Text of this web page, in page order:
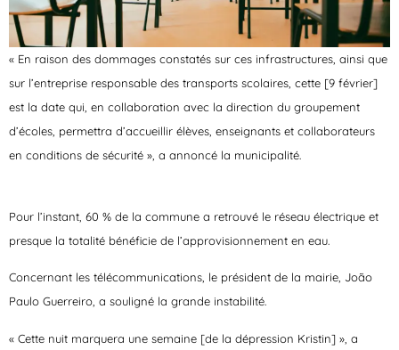
« En raison des dommages constatés sur ces infrastructures, ainsi que
sur l’entreprise responsable des transports scolaires, cette [9 février]
est la date qui, en collaboration avec la direction du groupement
d’écoles, permettra d’accueillir élèves, enseignants et collaborateurs
en conditions de sécurité », a annoncé la municipalité.
Pour l’instant, 60 % de la commune a retrouvé le réseau électrique et
presque la totalité bénéficie de l’approvisionnement en eau.
Concernant les télécommunications, le président de la mairie, João
Paulo Guerreiro, a souligné la grande instabilité.
« Cette nuit marquera une semaine [de la dépression Kristin] », a